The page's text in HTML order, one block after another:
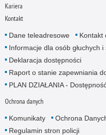
Kariera
Kontakt
Dane teleadresowe
Kontakt
Informacje dla osób głuchych i
Deklaracja dostępności
Raport o stanie zapewniania
PLAN DZIAŁANIA -
Ochrona danych
Komunikaty
Ochrona
Regulamin stron policji